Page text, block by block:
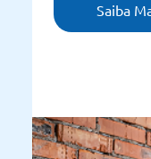
Saiba